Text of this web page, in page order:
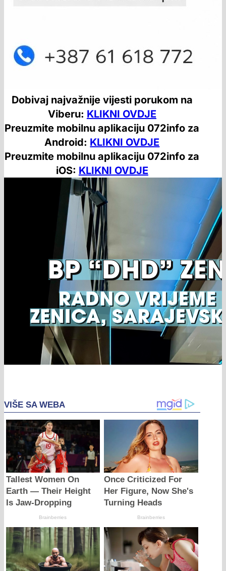
Dobivaj najvažnije vijesti porukom na
Viberu: KLIKNI OVDJE
Preuzmite mobilnu aplikaciju 072info za
Android: KLIKNI OVDJE
Preuzmite mobilnu aplikaciju 072info za
iOS: KLIKNI OVDJE